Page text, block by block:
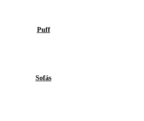
Puff
Sofás